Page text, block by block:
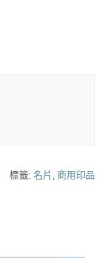
標籤:名片 ,商用印品